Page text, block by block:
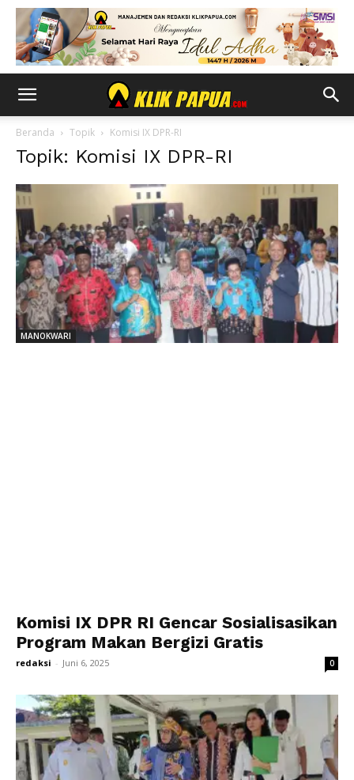
Beranda Topik Komisi IX DPR-RI
Topik: Komisi IX DPR-RI
MANOKWARI
Komisi IX DPR RI Gencar Sosialisasikan
Program Makan Bergizi Gratis
redaksi - Juni 6, 2025 0